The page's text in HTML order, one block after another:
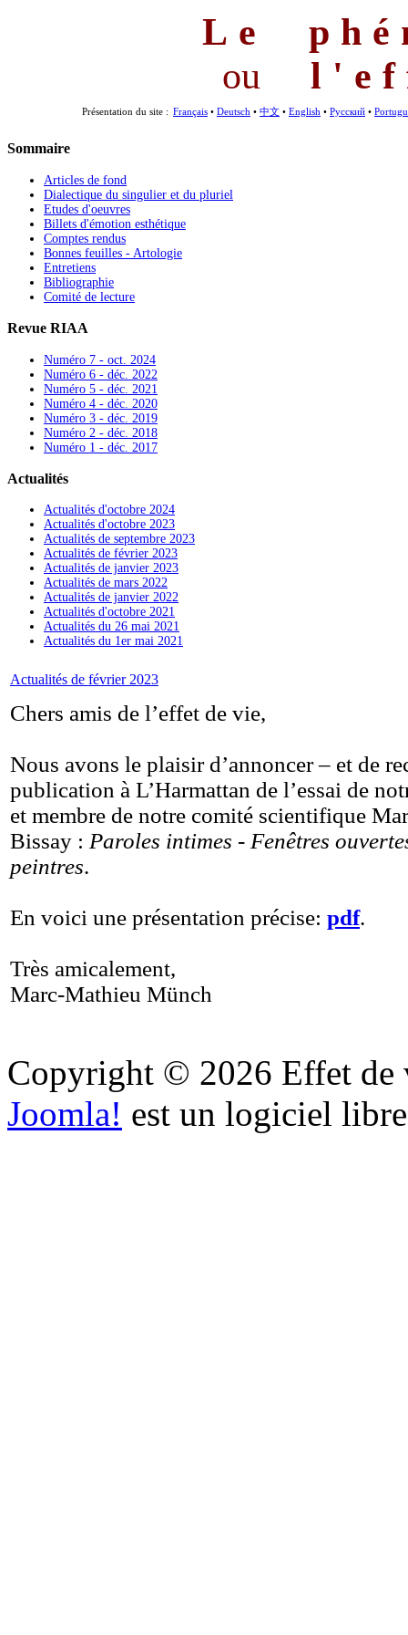
Le
ou
Présentation du site : Français • Deutsch • 中文 • English • Русский •
Sommaire
Articles de fond
Dialectique du singulier et du pluriel
Etudes d'oeuvres
Billets d'émotion esthétique
Comptes rendus
Bonnes feuilles - Artologie
Entretiens
Bibliographie
Comité de lecture
Revue RIAA
Numéro 7 - oct. 2024
Numéro 6 - déc. 2022
Numéro 5 - déc. 2021
Numéro 4 - déc. 2020
Numéro 3 - déc. 2019
Numéro 2 - déc. 2018
Numéro 1 - déc. 2017
Actualités
Actualités d'octobre 2024
Actualités d'octobre 2023
Actualités de septembre 2023
Actualités de février 2023
Actualités de janvier 2023
Actualités de mars 2022
Actualités de janvier 2022
Actualités d'octobre 2021
Actualités du 26 mai 2021
Actualités du 1er mai 2021
Actualités de février 2023
Chers amis de l’effet de vie,
Nous avons le plaisir d’annoncer – et de
publication à L’Harmattan de l’essai de
et membre de notre comité scientifique
Bissay : Paroles intimes - Fenêtres
peintres.
En voici une présentation précise: pdf.
Très amicalement,
Marc-Mathieu Münch
Copyright © 2026 Effet de
Joomla! est un logiciel